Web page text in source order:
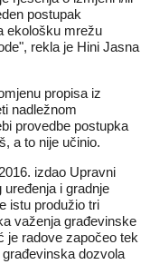
postupak
ekološku mrežu
rekla je Hini Jasna
propisa iz
nadležnom
provedbe postupka
a to nije učinio.
izdao Upravni
i gradnje
istu produžio tri
važenja građevinske
je radove započeo tek
dozvola